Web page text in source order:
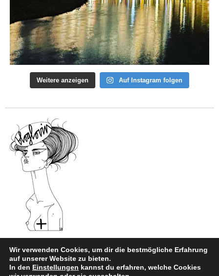
Weitere anzeigen Auf Instagram folgen
Impressum |Datenschutz
Wir verwenden Cookies, um dir die bestmögliche Erfahrung
auf unserer Website zu bieten.
In den Einstellungen kannst du erfahren, welche Cookies